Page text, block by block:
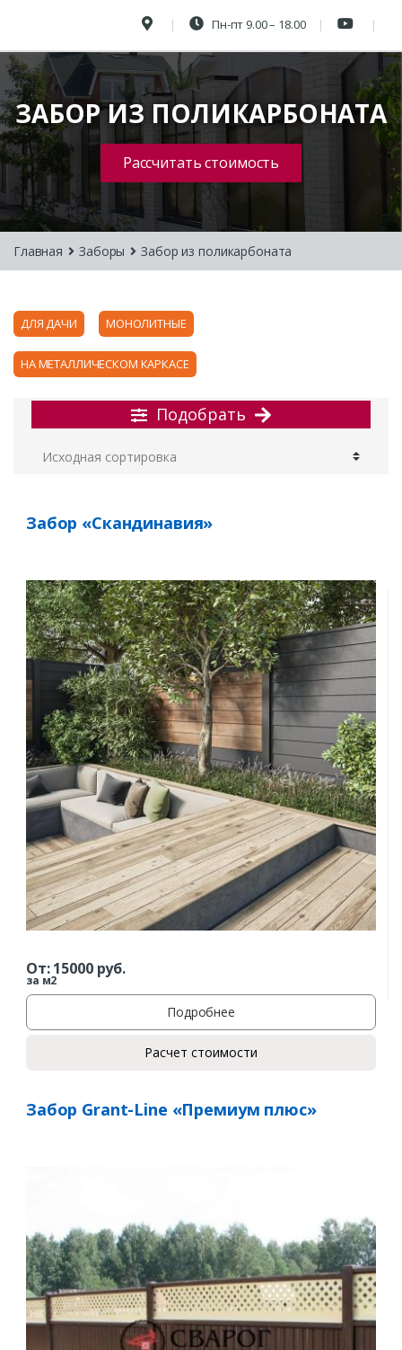
Пн-пт 9.00 – 18.00
ЗАБОР ИЗ ПОЛИКАРБОНАТА
Рассчитать стоимость
Главная Заборы Забор из поликарбоната
ДЛЯ ДАЧИ МОНОЛИТНЫЕ
НА МЕТАЛЛИЧЕСКОМ КАРКАСЕ
Подобрать
Забор «Скандинавия»
От:15000руб.
за м2
Подробнее
Расчет стоимости
Забор Grant-Line «Премиум плюс»